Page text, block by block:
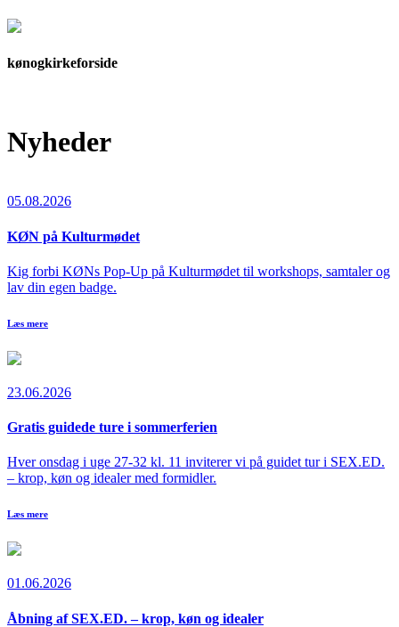
kønogkirkeforside
Nyheder
05.08.2026
KØN på Kulturmødet
Kig forbi KØNs Pop-Up på Kulturmødet til workshops, samtaler og
lav din egen badge.
Læs mere
23.06.2026
Gratis guidede ture i sommerferien
Hver onsdag i uge 27-32 kl. 11 inviterer vi på guidet tur i SEX.ED.
– krop, køn og idealer med formidler.
Læs mere
01.06.2026
Åbning af SEX.ED. – krop, køn og idealer